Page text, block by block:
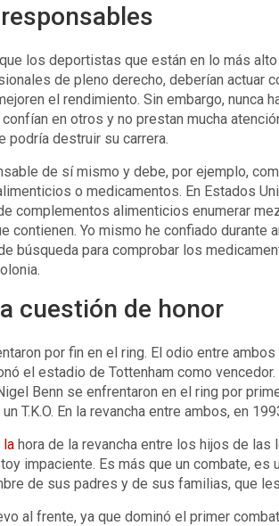
los deportistas que están en lo más
de pleno derecho, deberían actuar
el rendimiento. Sin embargo, nunca
en otros y no prestan mucha
podría destruir su carrera.
de sí mismo y debe, por ejemplo,
o medicamentos. En Estados
complementos alimenticios enumerar
contienen. Yo mismo he confiado durante
búsqueda para comprobar los
cuestión de honor
por fin en el ring. El odio entre
el estadio de Tottenham como
Benn se enfrentaron en el ring por
T.K.O. En la revancha entre ambos, en
la hora de la revancha entre los hijos de las
impaciente. Es más que un combate, es
de sus padres y de sus familias, que
al frente, ya que dominó el primer